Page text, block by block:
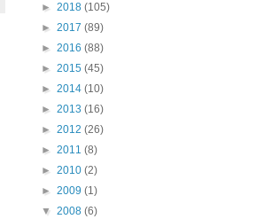
► 2018 (105)
► 2017 (89)
► 2016 (88)
► 2015 (45)
► 2014 (10)
► 2013 (16)
► 2012 (26)
► 2011 (8)
► 2010 (2)
► 2009 (1)
▼ 2008 (6)